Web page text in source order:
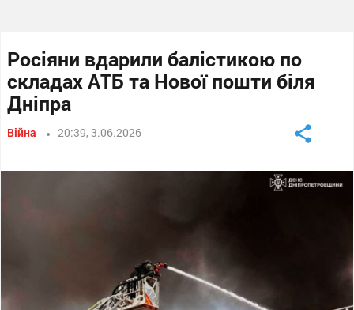
Росіяни вдарили балістикою по
складах АТБ та Нової пошти біля
Дніпра
Війна 20:39, 3.06.2026